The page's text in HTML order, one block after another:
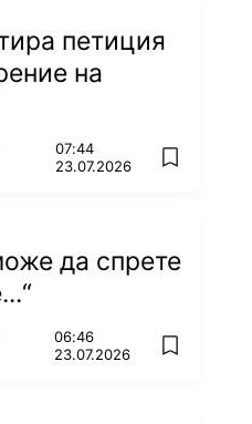
петиция
на
07:44
23.07.2026
add
да спрете
06:46
23.07.2026
add